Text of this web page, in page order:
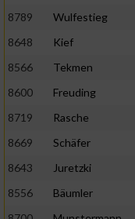
8789
Wulfestieg
8648
Kief
8566
Tekmen
8600
Freuding
8719
Rasche
8669
Schäfer
8643
Juretzki
8556
Bäumler